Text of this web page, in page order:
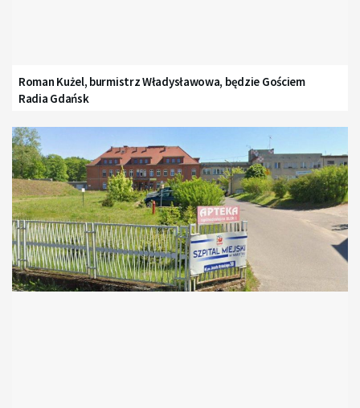
Roman Kużel, burmistrz Władysławowa, będzie Gościem
Radia Gdańsk